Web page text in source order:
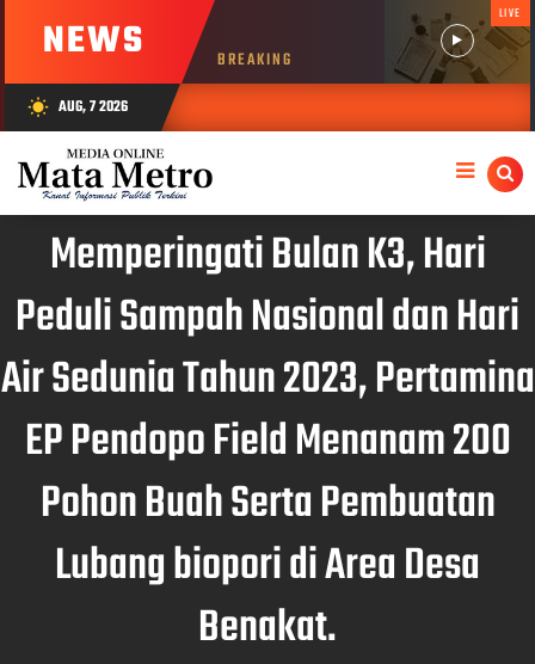
NEWS BREAKING
LIVE
wb_sunny AUG, 7 2026
Memperingati Bulan K3, Hari
Peduli Sampah Nasional dan Hari
Air Sedunia Tahun 2023, Pertamina
EP Pendopo Field Menanam 200
Pohon Buah Serta Pembuatan
Lubang biopori di Area Desa
Benakat.